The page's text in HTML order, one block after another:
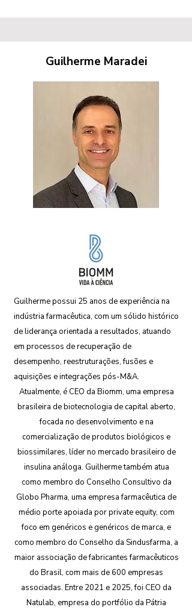
Guilherme Maradei
Guilherme possui 25 anos de experiência na
indústria farmacêutica, com um sólido histórico
de liderança orientada a resultados, atuando
em processos de recuperação de
desempenho, reestruturações, fusões e
aquisições e integrações pós-M&A.
Atualmente, é CEO da Biomm, uma empresa
brasileira de biotecnologia de capital aberto,
focada no desenvolvimento e na
comercialização de produtos biológicos e
biossimilares, líder no mercado brasileiro de
insulina análoga. Guilherme também atua
como membro do Conselho Consultivo da
Globo Pharma, uma empresa farmacêutica de
médio porte apoiada por private equity, com
foco em genéricos e genéricos de marca, e
como membro do Conselho da Sindusfarma, a
maior associação de fabricantes farmacêuticos
do Brasil, com mais de 600 empresas
associadas. Entre 2021 e 2025, foi CEO da
Natulab, empresa do portfólio da Pátria